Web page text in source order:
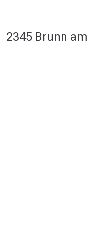
2345 Brunn am